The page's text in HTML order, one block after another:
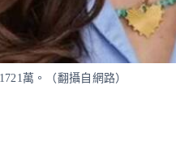
萬。（翻攝自網路）